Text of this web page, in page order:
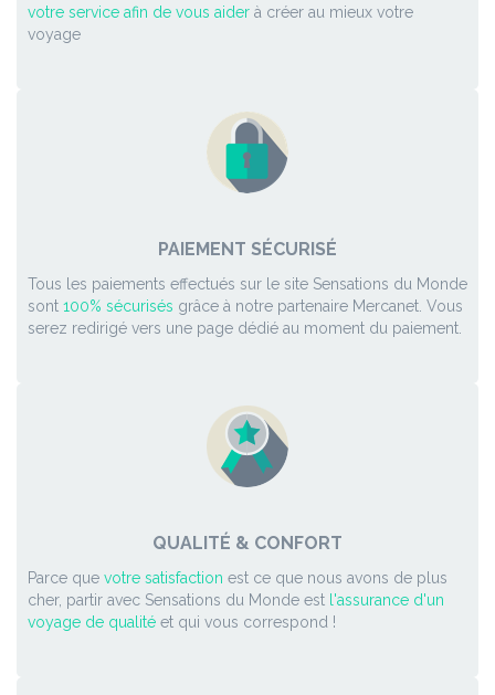
votre service afin de vous aider à créer au mieux votre
voyage
PAIEMENT SÉCURISÉ
Tous les paiements effectués sur le site Sensations du Monde
sont 100% sécurisés grâce à notre partenaire Mercanet. Vous
serez redirigé vers une page dédié au moment du paiement.
QUALITÉ & CONFORT
Parce que votre satisfaction est ce que nous avons de plus
cher, partir avec Sensations du Monde est l'assurance d'un
voyage de qualité et qui vous correspond !